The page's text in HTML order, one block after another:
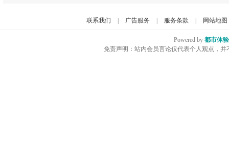
联系我们 广告服务 服务条款 网站地图
Powered by 都市体
免责声明：站内会员言论仅代表个人观点，